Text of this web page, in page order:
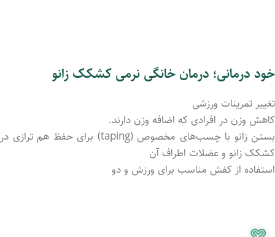
خود درمانی؛ درمان خانگی نرمی کشکک زانو
تغییر تمرینات ورزشی
کاهش وزن در افرادی که اضافه وزن دارند.
بستـن زانو با چسب‌های مخصوص (taping) برای حفظ هم ترازی در
کشکک زانو و عضلات اطراف آن
استفاده از کفش مناسب برای ورزش و دو